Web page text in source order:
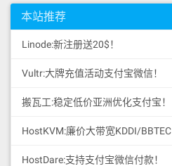
本站推荐
Linode:新注册送20$！
Vultr:大牌充值活动支付宝微信！
搬瓦工:稳定低价亚洲优化支付宝！
HostKVM:廉价大带宽KDDI/BBTEC
HostDare:支持支付宝微信付款！